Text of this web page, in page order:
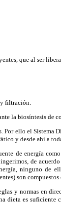
que al ser
y filtración.
la biosíntesis de
ello el Sistema
y desde ahí a
de energía
de
ninguno de
son
y normas en
es